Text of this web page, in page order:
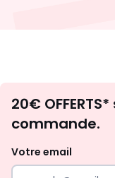
20€
commande.
Votre email